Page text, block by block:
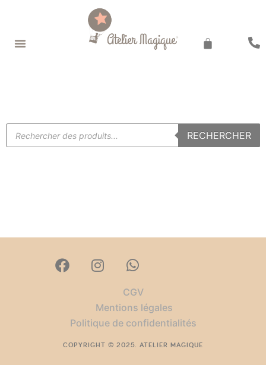
RECHERCHER
COPYRIGHT © 2025. ATELIER MAGIQUE
CGV
Mentions légales
Politique de confidentialités